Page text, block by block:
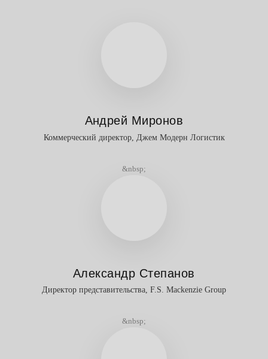
Андрей Миронов
Коммерческий директор, Джем Модерн Логистик
&nbsp;
Александр Степанов
Директор представительства, F.S. Mackenzie Group
&nbsp;